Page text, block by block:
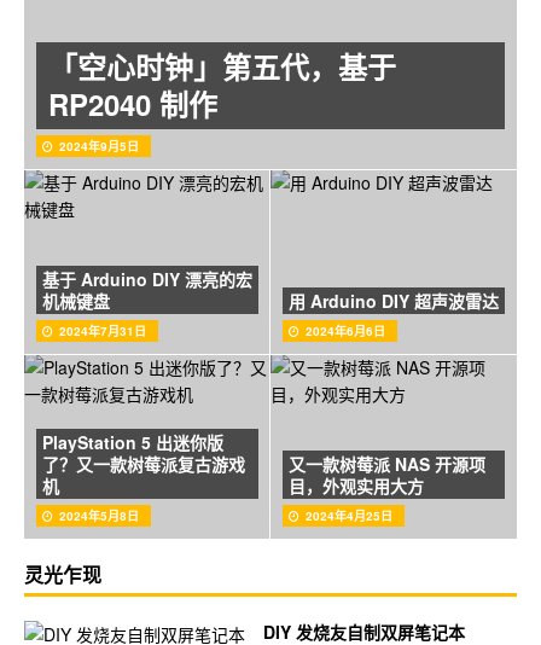
「空心时钟」第五代，基于
RP2040 制作
2024年9月5日
基于 Arduino DIY 漂亮的宏
机械键盘
2024年7月31日
用 Arduino DIY 超声波雷达
2024年6月6日
PlayStation 5 出迷你版
了？又一款树莓派复古游戏
机
2024年5月8日
又一款树莓派 NAS 开源项
目，外观实用大方
2024年4月25日
灵光乍现
DIY 发烧友自制双屏笔记本